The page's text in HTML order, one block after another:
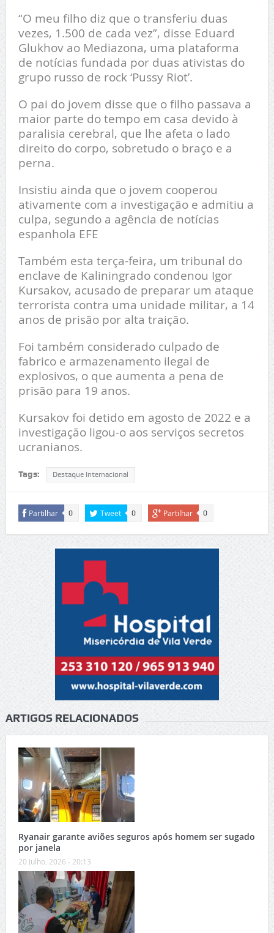
“O meu filho diz que o transferiu duas
vezes, 1.500 de cada vez”, disse Eduard
Glukhov ao Mediazona, uma plataforma
de notícias fundada por duas ativistas do
grupo russo de rock ‘Pussy Riot’.
O pai do jovem disse que o filho passava a
maior parte do tempo em casa devido à
paralisia cerebral, que lhe afeta o lado
direito do corpo, sobretudo o braço e a
perna.
Insistiu ainda que o jovem cooperou
ativamente com a investigação e admitiu a
culpa, segundo a agência de notícias
espanhola EFE
Também esta terça-feira, um tribunal do
enclave de Kaliningrado condenou Igor
Kursakov, acusado de preparar um ataque
terrorista contra uma unidade militar, a 14
anos de prisão por alta traição.
Foi também considerado culpado de
fabrico e armazenamento ilegal de
explosivos, o que aumenta a pena de
prisão para 19 anos.
Kursakov foi detido em agosto de 2022 e a
investigação ligou-o aos serviços secretos
ucranianos.
Tags: Destaque Internacional
Partilhar 0 Tweet 0 Partilhar 0
ARTIGOS RELACIONADOS
Ryanair garante aviões seguros após homem ser sugado
por janela
20 Julho, 2026 - 20:13